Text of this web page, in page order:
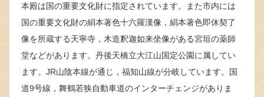
本殿は国の重要文化財に指定されています。また市内には
国の重要文化財の絹本著色十六羅漢像，絹本著色即休契了
像を所蔵する天寧寺，木造釈迦如来坐像がある宮垣の薬師
堂などがあります。丹後天橋立大江山国定公園に属してい
ます。JR山陰本線が通じ，福知山線が分岐しています。国
道9号線，舞鶴若狭自動車道のインターチェンジがありま